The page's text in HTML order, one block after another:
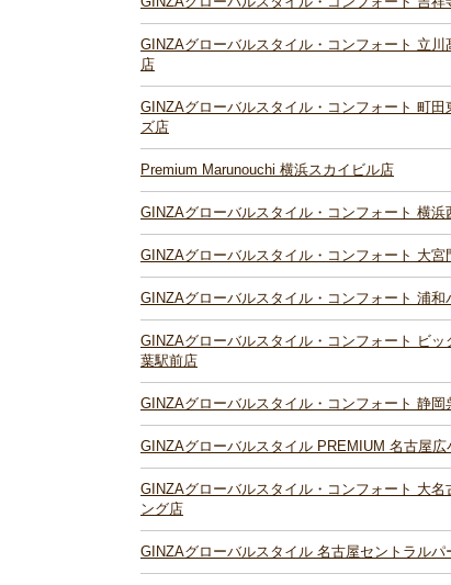
GINZAグローバルスタイル・コンフォート 立川
店
GINZAグローバルスタイル・コンフォート 町田
ズ店
Premium Marunouchi 横浜スカイビル店
GINZAグローバルスタイル・コンフォート 横浜
GINZAグローバルスタイル・コンフォート 大宮
GINZAグローバルスタイル・コンフォート 浦和
GINZAグローバルスタイル・コンフォート ビッ
葉駅前店
GINZAグローバルスタイル・コンフォート 静岡
GINZAグローバルスタイル PREMIUM 名古屋広
GINZAグローバルスタイル・コンフォート 大名
ング店
GINZAグローバルスタイル 名古屋セントラルパ